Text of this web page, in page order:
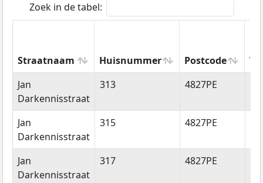
Zoek in de tabel:
Straatnaam Huisnummer Postcode
Straatnaam
Huisnummer Postcode
Jan
Darkennisstraat
313 4827PE
Jan
Darkennisstraat
315 4827PE
Jan
Darkennisstraat
317 4827PE